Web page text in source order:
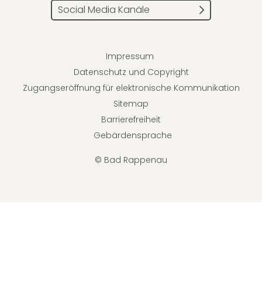
Social Media Kanäle
© Bad Rappenau
Impressum
Datenschutz und Copyright
Zugangseröffnung für elektronische Kommunikation
Sitemap
Barrierefreiheit
Gebärdensprache